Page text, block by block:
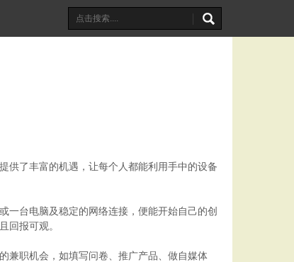
供了丰富的机遇，让每个人都能利用手中的设备
一台电脑及稳定的网络连接，便能开始自己的创
回报可观。
兼职机会，如填写问卷、推广产品、做自媒体